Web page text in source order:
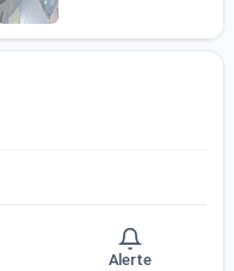
Alerte